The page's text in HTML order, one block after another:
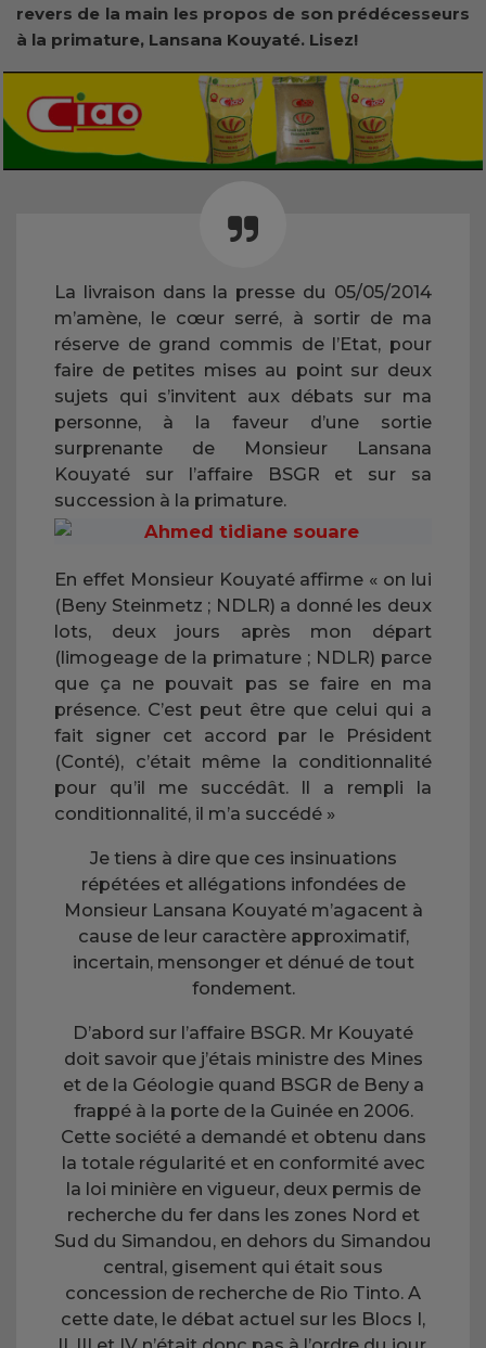
revers de la main les propos de son prédécesseurs
à la primature, Lansana Kouyaté. Lisez!
La livraison dans la presse du 05/05/2014
m’amène, le cœur serré, à sortir de ma
réserve de grand commis de l’Etat, pour
faire de petites mises au point sur deux
sujets qui s’invitent aux débats sur ma
personne, à la faveur d’une sortie
surprenante de Monsieur Lansana
Kouyaté sur l’affaire BSGR et sur sa
succession à la primature.
En effet Monsieur Kouyaté affirme « on lui
(Beny Steinmetz ; NDLR) a donné les deux
lots, deux jours après mon départ
(limogeage de la primature ; NDLR) parce
que ça ne pouvait pas se faire en ma
présence. C’est peut être que celui qui a
fait signer cet accord par le Président
(Conté), c’était même la conditionnalité
pour qu’il me succédât. Il a rempli la
conditionnalité, il m’a succédé »
Je tiens à dire que ces insinuations
répétées et allégations infondées de
Monsieur Lansana Kouyaté m’agacent à
cause de leur caractère approximatif,
incertain, mensonger et dénué de tout
fondement.
D’abord sur l’affaire BSGR. Mr Kouyaté
doit savoir que j’étais ministre des Mines
et de la Géologie quand BSGR de Beny a
frappé à la porte de la Guinée en 2006.
Cette société a demandé et obtenu dans
la totale régularité et en conformité avec
la loi minière en vigueur, deux permis de
recherche du fer dans les zones Nord et
Sud du Simandou, en dehors du Simandou
central, gisement qui était sous
concession de recherche de Rio Tinto. A
cette date, le débat actuel sur les Blocs I,